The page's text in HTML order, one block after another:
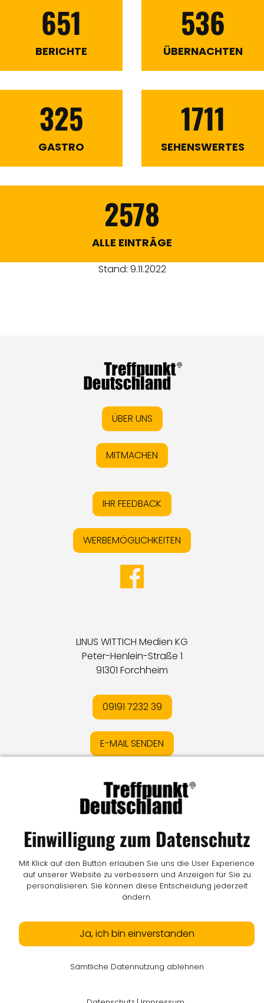
651
BERICHTE
536
ÜBERNACHTEN
325
GASTRO
1711
SEHENSWERTES
2578
ALLE EINTRÄGE
Stand: 9.11.2022
ÜBER UNS
MITMACHEN
IHR FEEDBACK
WERBEMÖGLICHKEITEN
LINUS WITTICH Medien KG
Peter-Henlein-Straße 1
91301 Forchheim
09191 7232 39
E-MAIL SENDEN
DatenschutzIOnline-Streitschlichtung
MediadatenIKontaktIVertrag widerrufen
© LW Medien GmbH
Einwilligung zum Datenschutz
Mit Klick auf den Button erlauben Sie uns die User Experience
auf unserer Website zu verbessern und Anzeigen für Sie zu
personalisieren. Sie können diese Entscheidung jederzeit
ändern.
Ja, ich bin einverstanden
Sämtliche Datennutzung ablehnen